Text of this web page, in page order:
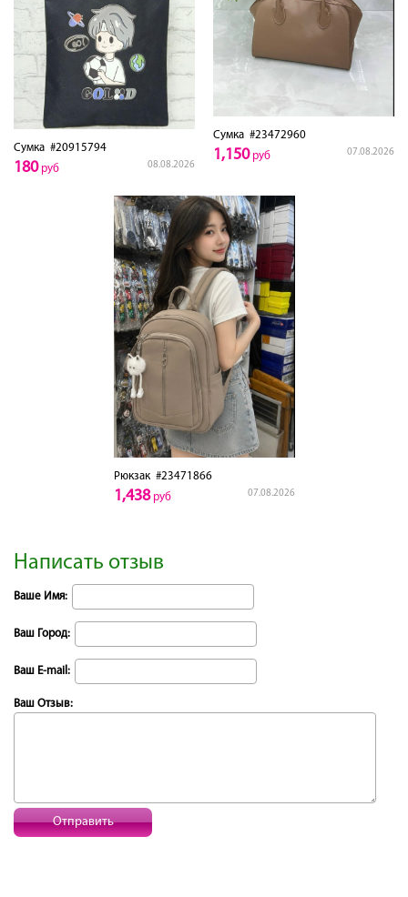
Сумка #20915794
08.08.2026
180руб
Сумка #23472960
07.08.2026
1,150руб
Рюкзак#23471866
07.08.2026
1,438руб
Написать отзыв
Ваше Имя:
Ваш Город:
Ваш E-mail:
Ваш Отзыв:
Отправить